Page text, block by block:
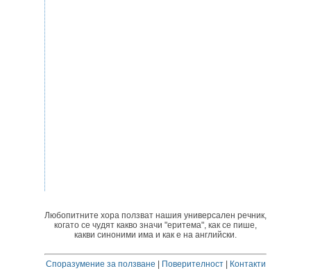
Любопитните хора ползват нашия универсален речник,
когато се чудят какво значи "еритема", как се пише,
какви синоними има и как е на английски.
Споразумение за ползване Поверителност| Контакти